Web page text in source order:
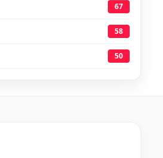
67
58
50